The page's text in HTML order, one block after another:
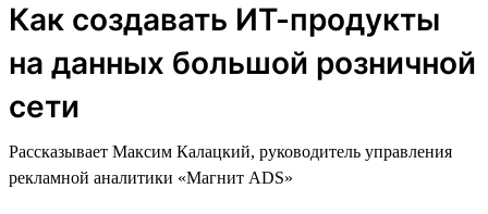
Как создавать ИТ-продукты
на данных большой розничной
сети
Рассказывает Максим Калацкий, руководитель управления
рекламной аналитики «Магнит ADS»